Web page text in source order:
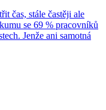
čas, stále častěji ale
se 69 % pracovníků
Jenže ani samotná